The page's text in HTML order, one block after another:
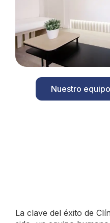
Nuestro
La clave del éxito de